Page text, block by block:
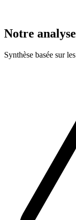
Notre analyse
Synthèse basée sur